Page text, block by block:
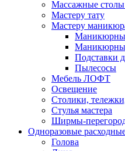
Массажные
Мастеру тату
Мастеру
Подставки
Пылесосы
Мебель ЛОФТ
Освещение
Столики,
Стулья мастера
Ширмы-
Одноразовые
Голова